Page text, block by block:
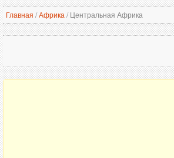
Главная /Африка /Центральная Африка